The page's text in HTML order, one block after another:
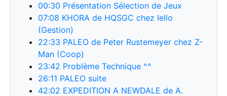
00:30 Présentation Sélection de Jeux
07:08 KHORA de HQSGC chez Iello
(Gestion)
22:33 PALEO de Peter Rustemeyer chez Z-
Man (Coop)
23:42 Problème Technique ^^
26:11 PALEO suite
42:02 EXPEDITION A NEWDALE de A.